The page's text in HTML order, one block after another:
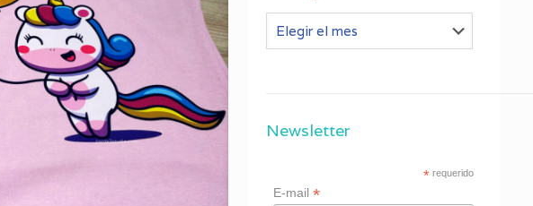
Otros
Newsletter
*requerido
E-mail *